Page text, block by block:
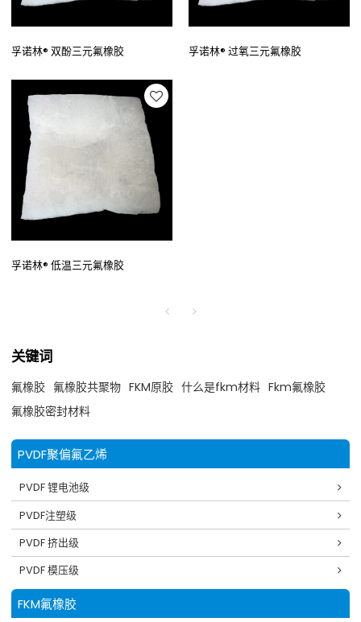
孚诺林® 双酚三元氟橡胶 孚诺林® 过氧三元氟橡胶
孚诺林® 低温三元氟橡胶
关键词
氟橡胶 氟橡胶共聚物 FKM原胶 什么是fkm材料 Fkm氟橡胶
氟橡胶密封材料
PVDF聚偏氟乙烯
PVDF 锂电池级
PVDF注塑级
PVDF 挤出级
PVDF 模压级
FKM氟橡胶